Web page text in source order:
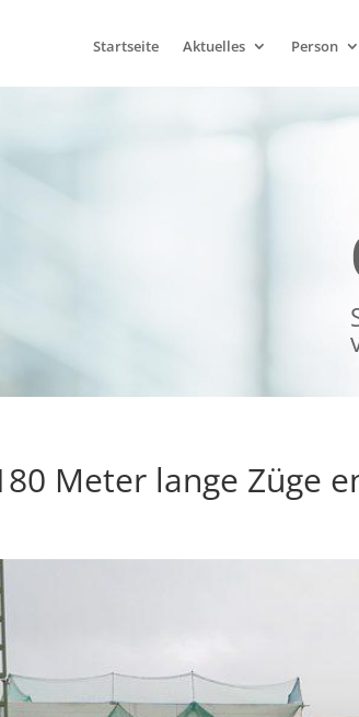
Startseite Aktuelles Person
Meter lange Züge